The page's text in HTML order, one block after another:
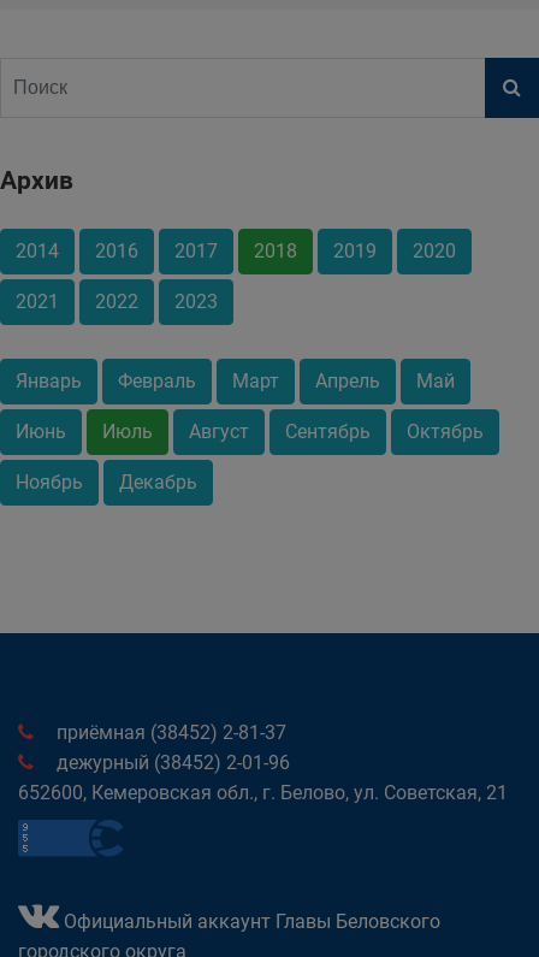
Архив
2014 2016 2017 2018 2019 2020
2021 2022 2023
Январь Февраль Март Апрель Май
Июнь Июль Август Сентябрь Октябрь
Ноябрь Декабрь
приёмная (38452) 2-81-37
дежурный (38452) 2-01-96
652600, Кемеровская обл., г. Белово, ул. Советская, 21
Официальный аккаунт Главы Беловского
городского округа